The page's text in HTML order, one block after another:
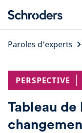
content
Paroles d'experts
PERSPECTIVE
Tableau